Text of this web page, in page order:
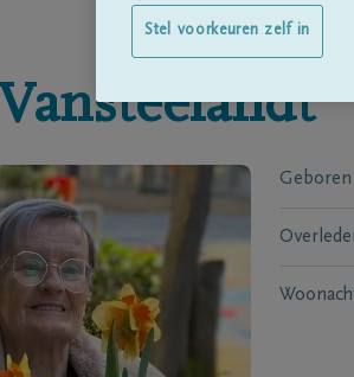
Vansteelandt
Geboren
Stel voorkeuren zelf in